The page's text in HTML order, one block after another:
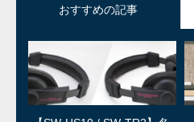
おすすめの記事